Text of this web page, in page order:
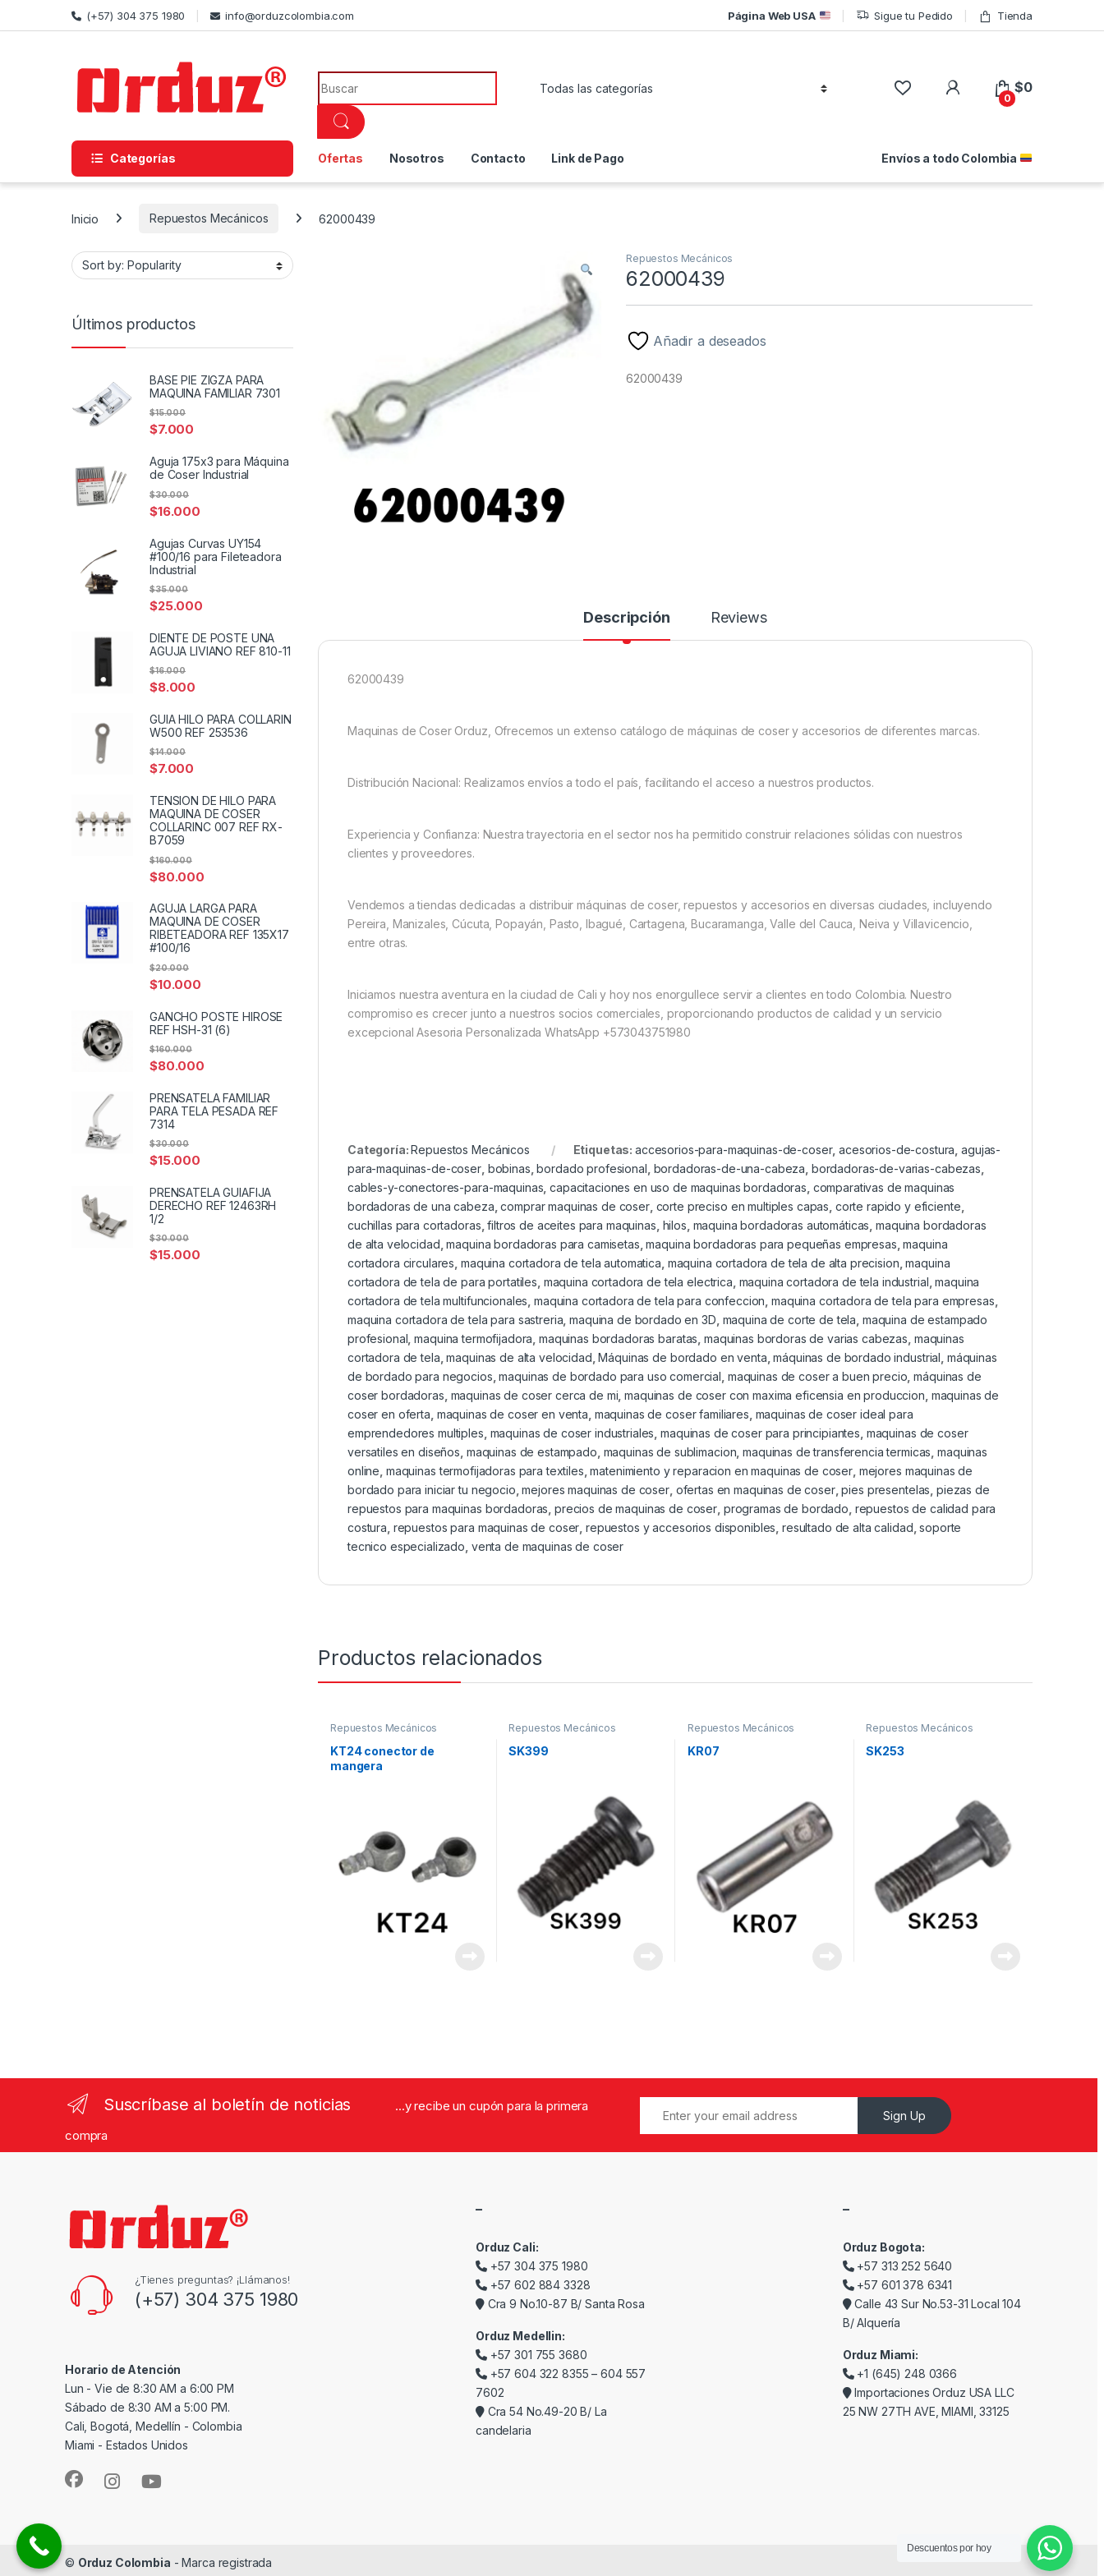
Skip to navigation
Skip to content (+57) 304 375 1980 info@orduzcolombia.com Página Web USA Sigue tu Pedido Tienda
Search for:
0
$0
Categorías Ofertas Nosotros Contacto Link de Pago Envíos a todo Colombia
Inicio Repuestos Mecánicos 62000439
Repuestos Mecánicos
62000439
Añadir a deseados
62000439
Descripción Reviews
62000439
Maquinas de Coser Orduz, Ofrecemos un extenso catálogo de máquinas de coser y accesorios de diferentes marcas.
Distribución Nacional: Realizamos envíos a todo el país, facilitando el acceso a nuestros productos.
Experiencia y Confianza: Nuestra trayectoria en el sector nos ha permitido construir relaciones sólidas con nuestros
clientes y proveedores.
Vendemos a tiendas dedicadas a distribuir máquinas de coser, repuestos y accesorios en diversas ciudades, incluyendo
Pereira, Manizales, Cúcuta, Popayán, Pasto, Ibagué, Cartagena, Bucaramanga, Valle del Cauca, Neiva y Villavicencio,
entre otras.
Iniciamos nuestra aventura en la ciudad de Cali y hoy nos enorgullece servir a clientes en todo Colombia. Nuestro
compromiso es crecer junto a nuestros socios comerciales, proporcionando productos de calidad y un servicio
excepcional Asesoria Personalizada WhatsApp +573043751980
Categoría:Repuestos Mecánicos Etiquetas: accesorios-para-maquinas-de-coser,acesorios-de-costura ,agujas-
para-maquinas-de-coser, bobinas ,bordado profesional bordadoras-de-una-cabeza bordadoras-de-varias-cabezas
cables-y-conectores-para-maquinas ,capacitaciones en uso de maquinas bordadoras comparativas de maquinas
bordadoras de una cabeza ,comprar maquinas de coser, corte preciso en multiples capas corte rapido y eficiente
cuchillas para cortadoras ,filtros de aceites para maquinas hilos maquina bordadoras automáticas ,maquina bordadoras
de alta velocidad ,maquina bordadoras para camisetas ,maquina bordadoras para pequeñas empresas ,maquina
cortadora circulares maquina cortadora de tela automatica maquina cortadora de tela de alta precision ,maquina
cortadora de tela de para portatiles maquina cortadora de tela electrica maquina cortadora de tela industrial ,maquina
cortadora de tela multifuncionales maquina cortadora de tela para confeccion maquina cortadora de tela para empresas
maquina cortadora de tela para sastreria ,maquina de bordado en 3D maquina de corte de tela maquina de estampado
profesional ,maquina termofijadora maquinas bordadoras baratas maquinas bordoras de varias cabezas maquinas
cortadora de tela ,maquinas de alta velocidad ,Máquinas de bordado en venta ,máquinas de bordado industrial máquinas
de bordado para negocios ,maquinas de bordado para uso comercial maquinas de coser a buen precio ,máquinas de
coser bordadoras maquinas de coser cerca de mi ,maquinas de coser con maxima eficensia en produccion maquinas de
coser en oferta maquinas de coser en venta maquinas de coser familiares maquinas de coser ideal para
emprendedores multiples maquinas de coser industriales ,maquinas de coser para principiantes maquinas de coser
versatiles en diseños maquinas de estampado maquinas de sublimacion ,maquinas de transferencia termicas ,maquinas
online maquinas termofijadoras para textiles ,matenimiento y reparacion en maquinas de coser mejores maquinas de
bordado para iniciar tu negocio ,mejores maquinas de coser, ofertas en maquinas de coser,pies presentelas piezas de
repuestos para maquinas bordadoras precios de maquinas de coser programas de bordado repuestos de calidad para
costura repuestos para maquinas de coser ,repuestos y accesorios disponibles ,resultado de alta calidad ,soporte
tecnico especializado venta de maquinas de coser
Productos relacionados
Repuestos Mecánicos
KT24 conector de
mangera
Repuestos Mecánicos
SK399
Repuestos Mecánicos
KR07
Repuestos Mecánicos
SK253
Últimos productos
BASE PIE ZIGZA PARA
MAQUINA FAMILIAR 7301
$7.000
$15.000
Aguja 175x3 para Máquina
de Coser Industrial
$16.000
$30.000
Agujas Curvas UY154
#100/16 para Fileteadora
Industrial
$25.000
$35.000
DIENTE DE POSTE UNA
AGUJA LIVIANO REF 810-11
$8.000
$16.000
GUIA HILO PARA COLLARIN
W500 REF 253536
$7.000
$14.000
TENSION DE HILO PARA
MAQUINA DE COSER
COLLARINC 007 REF RX-
B7059
$80.000
$160.000
AGUJA LARGA PARA
MAQUINA DE COSER
RIBETEADORA REF 135X17
#100/16
$10.000
$20.000
GANCHO POSTE HIROSE
REF HSH-31 (6)
$80.000
$160.000
PRENSATELA FAMILIAR
PARA TELA PESADA REF
7314
$15.000
$30.000
PRENSATELA GUIAFIJA
DERECHO REF 12463RH
1/2
$15.000
$30.000
Suscríbase al boletín de noticias
...y recibe un cupón para la primera
compra
Sign Up
¿Tienes preguntas? ¡Llámanos!
(+57) 304 375 1980
Horario de Atención
Lun - Vie de 8:30 AM a 6:00 PM
Sábado de 8:30 AM a 5:00 PM.
Cali, Bogotá, Medellín - Colombia
Miami - Estados Unidos
–
Orduz Cali:
+57 304 375 1980
+57 602 884 3328
Cra 9 No.10-87 B/ Santa Rosa
Orduz Medellin:
+57 301 755 3680
+57 604 322 8355 – 604 557
7602
Cra 54 No.49-20 B/ La
candelaria
–
Orduz Bogota:
+57 313 252 5640
+57 601 378 6341
Calle 43 Sur No.53-31 Local 104
B/ Alquería
Orduz Miami:
+1 (645) 248 0366
Importaciones Orduz USA LLC
25 NW 27TH AVE, MIAMI, 33125
© Orduz Colombia - Marca registrada
Descuentos por hoy